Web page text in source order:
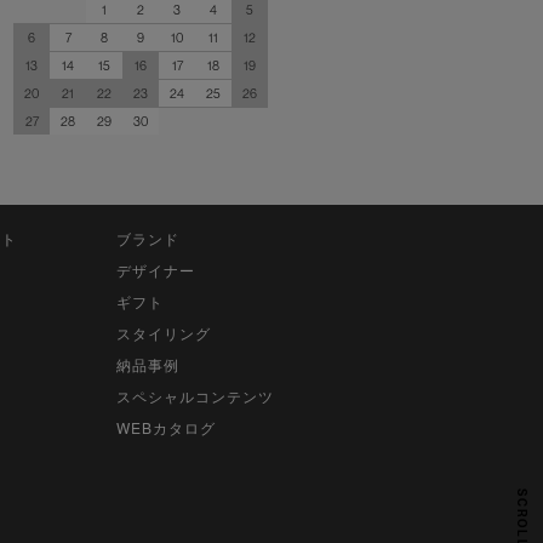
SCROLL
1
2 3 4
5
6
7 8 9 10 11
12
13
14 15 16 17 18
19
20
21 22 23 24 25
26
27
28 29 30
ブランド
デザイナー
ギフト
スタイリング
納品事例
スペシャルコンテンツ
WEBカタログ